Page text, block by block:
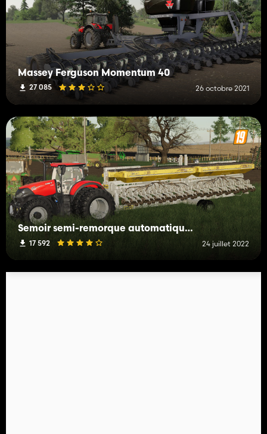
Massey Ferguson Momentum 40
27 085 26 octobre 2021
Semoir semi-remorque automatique PLA de John Deere
17 592 24 juillet 2022